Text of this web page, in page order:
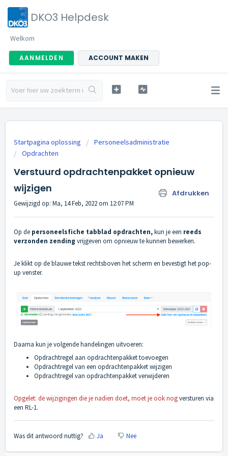
DKO3 Helpdesk
Welkom
AANMELDEN ACCOUNT MAKEN
Startpagina oplossing
Personeelsadministratie
Opdrachten
Verstuurd opdrachtenpakket opnieuw
wijzigen
Afdrukken
Gewijzigd op: Ma, 14 Feb, 2022 om 12:07 PM
Op de personeelsfiche tabblad opdrachten,kun je een reeds
verzonden zending vrijgeven om opnieuw te kunnen bewerken.
Je klikt op de blauwe tekst rechtsboven het scherm en bevestigt het pop-
up venster.
Daarna kun je volgende handelingen uitvoeren:
Opdrachtregel aan opdrachtenpakket toevoegen
Opdrachtregel van een opdrachtenpakket wijzigen
Opdrachtregel van opdrachtenpakket verwijderen
Opgelet: de wijzigingen die je nadien doet, moet je ook nogversturen via
een RL-1.
Was dit antwoord nuttig? Ja Nee